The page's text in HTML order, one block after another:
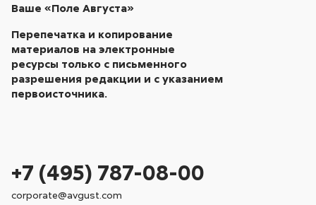
Ваше «Поле Августа»
Перепечатка и копирование
материалов на электронные
ресурсы только с письменного
разрешения редакции и с указанием
первоисточника.
+7 (495) 787-08-00
corporate@avgust.com